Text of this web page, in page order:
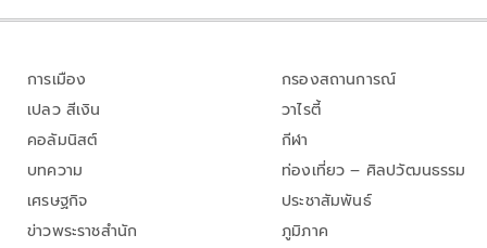
การเมือง
เปลว สีเงิน
คอลัมนิสต์
บทความ
เศรษฐกิจ
ข่าวพระราชสำนัก
กรองสถานการณ์
วาไรตี้
กีฬา
ท่องเที่ยว – ศิลปวัฒนธรรม
ประชาสัมพันธ์
ภูมิภาค